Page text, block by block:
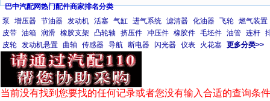
巴中汽配网热门配件商家排名分类
泵
增压器 节油器 发动机 活塞 气缸 进气系统 滤清器 化油器 飞轮 燃气装置
皮带 油箱 润滑 橡胶支架 凸轮轴 挤压件 冲压件 橡胶件 毛坯件 油管 连杆
皮轮 发动机悬置 曲轴 传感器 导航 断电器 闪光器 仪表 火花塞 更多分类>>
当前没有找到您要找的任何记录或者您没有输入合适的查询条